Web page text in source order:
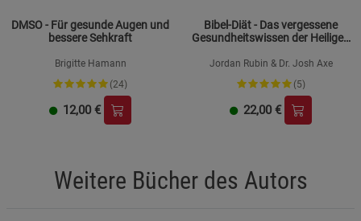
DMSO - Für gesunde Augen und
bessere Sehkraft
Brigitte Hamann
(24)
12,00 €
Bibel-Diät - Das vergessene
Gesundheitswissen der Heiligen
Jordan Rubin & Dr. Josh Axe
(5)
22,00 €
Weitere Bücher des Autors